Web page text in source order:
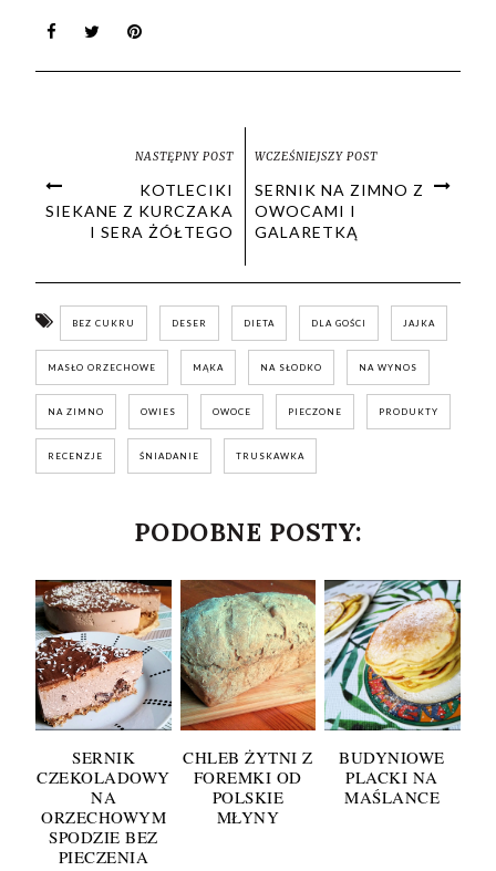
NASTĘPNY POST
KOTLECIKI
SIEKANE Z KURCZAKA
I SERA ŻÓŁTEGO
WCZEŚNIEJSZY POST
SERNIK NA ZIMNO Z
OWOCAMI I
GALARETKĄ
BEZ CUKRU DESER DIETA DLA GOŚCI JAJKA
MASŁO ORZECHOWE MĄKA NA SŁODKO NA WYNOS
NA ZIMNO OWIES OWOCE PIECZONE PRODUKTY
RECENZJE ŚNIADANIE TRUSKAWKA
PODOBNE POSTY:
SERNIK
CZEKOLADOWY
NA
ORZECHOWYM
SPODZIE BEZ
PIECZENIA
CHLEB ŻYTNI Z
FOREMKI OD
POLSKIE
MŁYNY
BUDYNIOWE
PLACKI NA
MAŚLANCE